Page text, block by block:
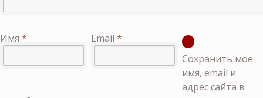
Имя * Email *
Сохранить моё
имя, email и
адрес сайта в